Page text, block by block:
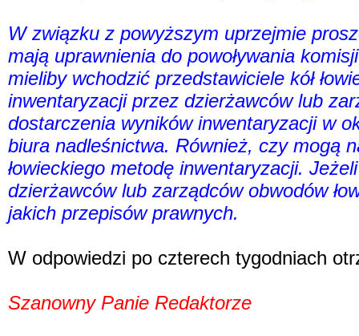
W związku z powyższym uprzejmie
mają uprawnienia do powoływania
mieliby wchodzić przedstawiciele kół
inwentaryzacji przez dzierżawców lub
dostarczenia wyników inwentaryzacji w
biura nadleśnictwa. Również, czy mogą
łowieckiego metodę inwentaryzacji.
dzierżawców lub zarządców obwodów
jakich przepisów prawnych.
W odpowiedzi po czterech tygodniach
Szanowny Panie Redaktorze